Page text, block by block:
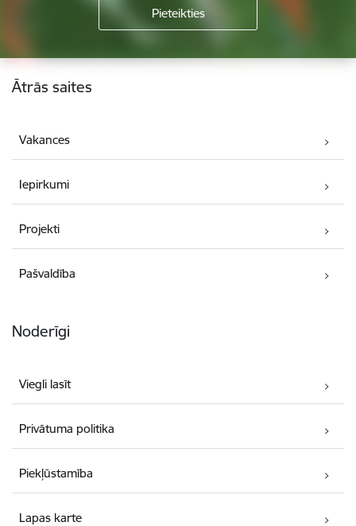
Kājene
Ātrās saites
Vakances
Iepirkumi
Projekti
Pašvaldība
Noderīgi
Viegli lasīt
Privātuma politika
Piekļūstamība
Lapas karte